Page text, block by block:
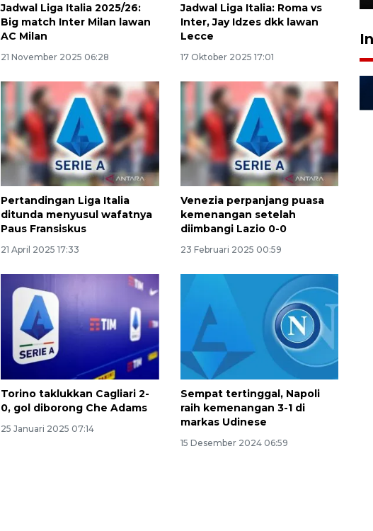
Jadwal Liga Italia 2025/26:
Big match Inter Milan lawan
AC Milan
21 November 2025 06:28
Jadwal Liga Italia: Roma vs
Inter, Jay Idzes dkk lawan
Lecce
17 Oktober 2025 17:01
Pertandingan Liga Italia
ditunda menyusul wafatnya
Paus Fransiskus
21 April 2025 17:33
Venezia perpanjang puasa
kemenangan setelah
diimbangi Lazio 0-0
23 Februari 2025 00:59
Torino taklukkan Cagliari 2-
0, gol diborong Che Adams
25 Januari 2025 07:14
Sempat tertinggal, Napoli
raih kemenangan 3-1 di
markas Udinese
15 Desember 2024 06:59